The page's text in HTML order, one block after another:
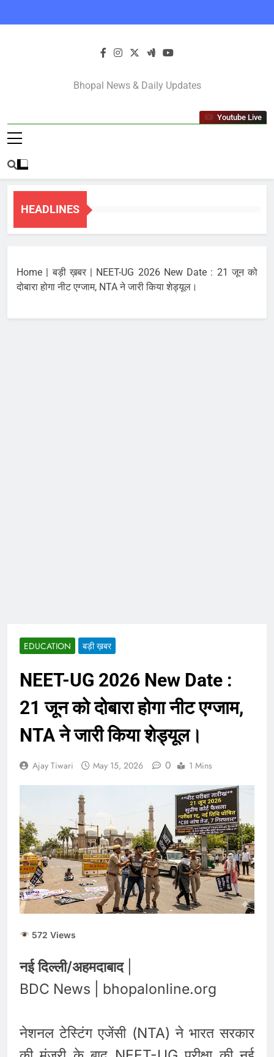
Bhopal Latest
News In Hindi
Bhopal News & Daily Updates
Youtube Live
HEADLINES
Home |बड़ी ख़बर| NEET-UG 2026 New Date : 21 जून को
दोबारा होगा नीट एग्जाम, NTA ने जारी किया शेड्यूल।
EDUCATION बड़ी ख़बर
NEET-UG 2026 New Date :
21 जून को दोबारा होगा नीट एग्जाम,
NTA ने जारी किया शेड्यूल।
Ajay Tiwari May 15, 2026 0 1 Mins
572 Views
नई दिल्ली/अहमदाबाद|
BDC News | bhopalonline.org
नेशनल टेस्टिंग एजेंसी (NTA) ने भारत सरकार